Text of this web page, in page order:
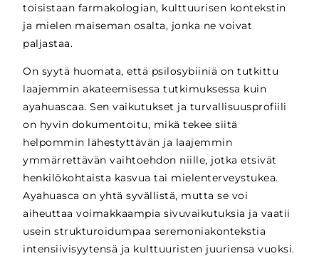
toisistaan farmakologian, kulttuurisen kontekstin
ja mielen maiseman osalta, jonka ne voivat
paljastaa.
On syytä huomata, että psilosybiiniä on tutkittu
laajemmin akateemisessa tutkimuksessa kuin
ayahuascaa. Sen vaikutukset ja turvallisuusprofiili
on hyvin dokumentoitu, mikä tekee siitä
helpommin lähestyttävän ja laajemmin
ymmärrettävän vaihtoehdon niille, jotka etsivät
henkilökohtaista kasvua tai mielenterveystukea.
Ayahuasca on yhtä syvällistä, mutta se voi
aiheuttaa voimakkaampia sivuvaikutuksia ja vaatii
usein strukturoidumpaa seremoniakontekstia
intensiivisyytensä ja kulttuuristen juuriensa vuoksi.